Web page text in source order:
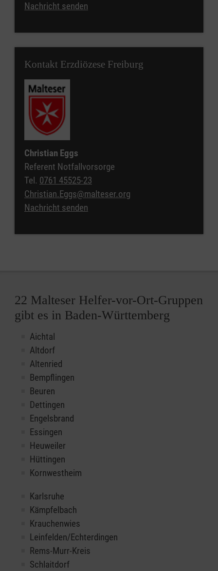
Nachricht senden
Kontakt Erzdiözese Freiburg
Christian Eggs
Referent Notfallvorsorge
Tel. 0761 45525-23
Christian.Eggs@malteser.org
Nachricht senden
22 Malteser Helfer-vor-Ort-Gruppen
gibt es in Baden-Württemberg
Aichtal
Altdorf
Altenried
Bempflingen
Beuren
Dettingen
Engelsbrand
Essingen
Heuweiler
Hüttingen
Kornwestheim
Karlsruhe
Kämpfelbach
Krauchenwies
Leinfelden/Echterdingen
Rems-Murr-Kreis
Schlaitdorf